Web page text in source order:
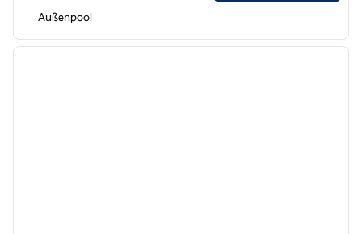
Außenpool
1 von 12